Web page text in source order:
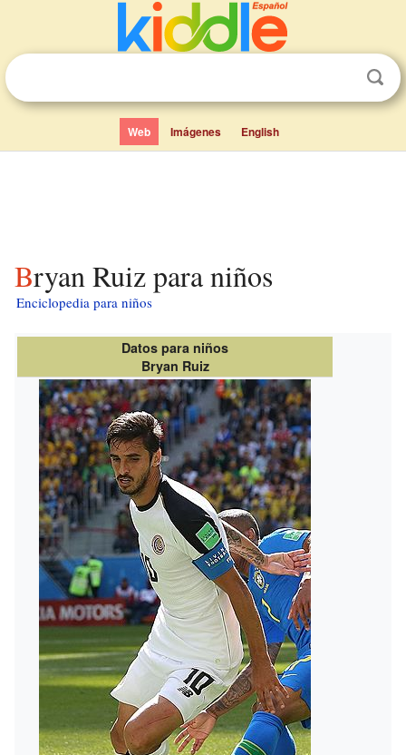
Web Imágenes English
Bryan Ruiz para niños
Enciclopedia para niños
Datos para niños
Bryan Ruiz